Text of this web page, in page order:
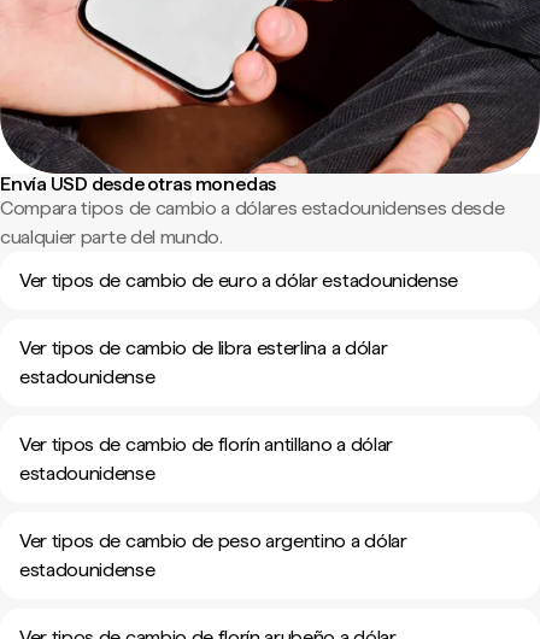
Envía USD desde otras monedas
Compara tipos de cambio a dólares estadounidenses desde
cualquier parte del mundo.
Ver tipos de cambio de euro a dólar estadounidense
Ver tipos de cambio de libra esterlina a dólar
estadounidense
Ver tipos de cambio de florín antillano a dólar
estadounidense
Ver tipos de cambio de peso argentino a dólar
estadounidense